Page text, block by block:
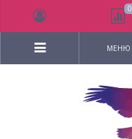
МЕНЮ
0